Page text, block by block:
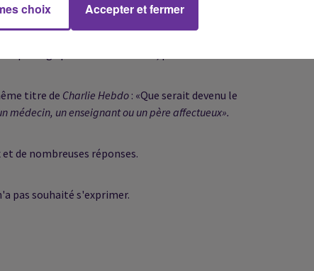
par le caricaturiste jordanien Osama Hajjaj,
plus âgé portant un cartable, puis un médecin.
titre de Charlie Hebdo : «Que serait devenu le
médecin, un enseignant ou un père affectueux».
de nombreuses réponses.
pas souhaité s'exprimer.
choix Accepter et fermer